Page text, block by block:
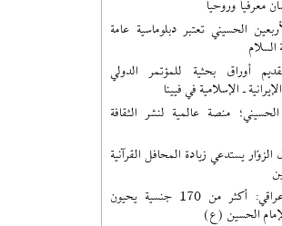
معرفیاً وروحياً
الحسيني تعتبر دبلوماسية عامة
السلام
أوراق بحثية للمؤتمر الدولي
ـ الإسلامية في فيينا
الحسيني؛ منصة عالمية لنشر الثقافة
الزوّار يستدعي زيادة المحافل القرآنية
مسؤول عراقي: أكثر من 170 جنسية يحيون
الحسين (ع)